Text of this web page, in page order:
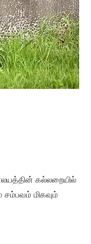
கல்லறையில்
சம்பவம் மிகவும்